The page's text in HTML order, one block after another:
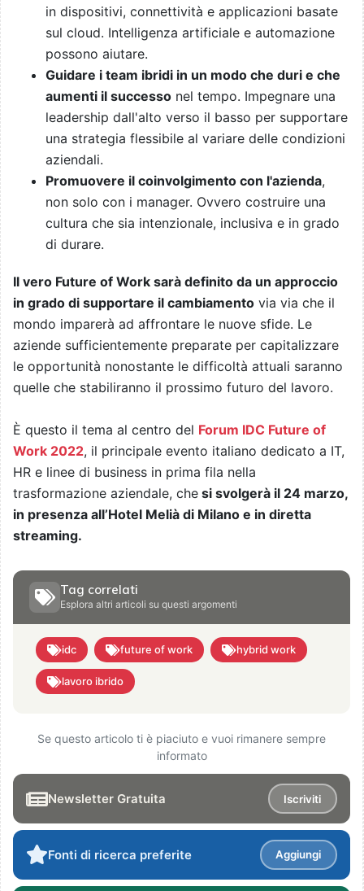
in dispositivi, connettività e applicazioni basate
sul cloud. Intelligenza artificiale e automazione
possono aiutare.
Guidare i team ibridi in un modo che duri e che
aumenti il successo nel tempo. Impegnare una
leadership dall'alto verso il basso per supportare
una strategia flessibile al variare delle condizioni
aziendali.
Promuovere il coinvolgimento con l'azienda,
non solo con i manager. Ovvero costruire una
cultura che sia intenzionale, inclusiva e in grado
di durare.
Il vero Future of Work sarà definito da un approccio
in grado di supportare il cambiamento via via che il
mondo imparerà ad affrontare le nuove sfide. Le
aziende sufficientemente preparate per capitalizzare
le opportunità nonostante le difficoltà attuali saranno
quelle che stabiliranno il prossimo futuro del lavoro.
È questo il tema al centro del Forum IDC Future of
Work 2022, il principale evento italiano dedicato a IT,
HR e linee di business in prima fila nella
trasformazione aziendale, che si svolgerà il 24 marzo,
in presenza all’Hotel Melià di Milano e in diretta
streaming.
Tag correlati
Esplora altri articoli su questi argomenti
idc future of work hybrid work
lavoro ibrido
Se questo articolo ti è piaciuto e vuoi rimanere sempre
informato
Newsletter Gratuita Iscriviti
Fonti di ricerca preferite Aggiungi